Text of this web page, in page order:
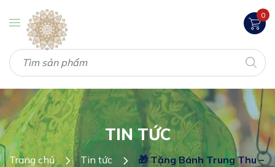
0
TIN TỨC
Trang chủ Tin tức
🎁 Tặng Bánh Trung Thu –